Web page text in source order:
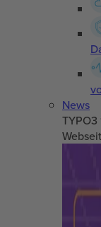
News